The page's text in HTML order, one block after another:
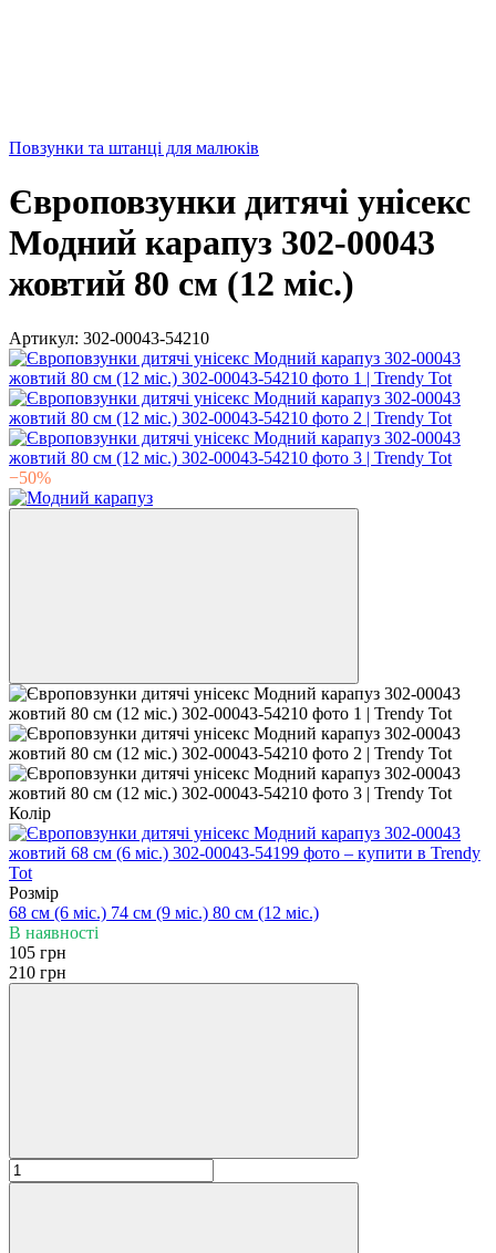
Повзунки та штанці для малюків
Європовзунки дитячі унісекс
Модний карапуз 302-00043
жовтий 80 см (12 мiс.)
Артикул: 302-00043-54210
−50%
Колір
Розмір
68 см (6 мiс.) 74 см (9 мiс.) 80 см (12 мiс.)
В наявності
105 грн
210 грн